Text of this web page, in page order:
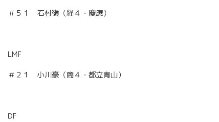
＃５１ 石村嶺（経４・慶應）
LMF
＃２１ 小川豪（商４・都立青山）
DF